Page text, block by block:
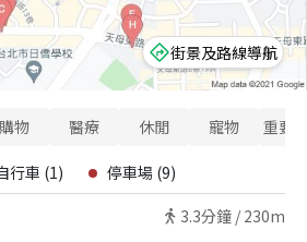
街景及路線導航
購物 醫療 休閒 寵物 重要
行車 (1) 停車場 (9)
3.3分鐘 / 230m